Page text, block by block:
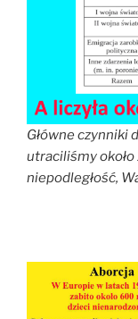
Główne czynniki
utraciliśmy około
niepodległość,